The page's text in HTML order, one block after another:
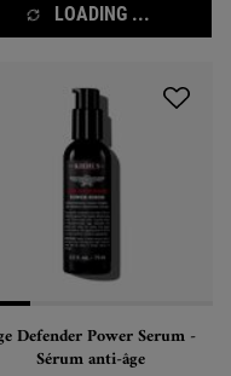
LOADING ...
Defender Power Serum -
Sérum anti-âge